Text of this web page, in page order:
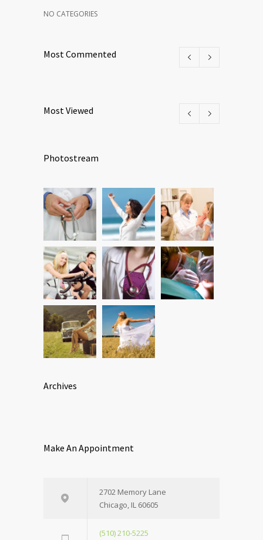
NO CATEGORIES
Most Commented
Most Viewed
Photostream
Archives
Make An Appointment
2702 Memory Lane
Chicago, IL 60605
(510) 210-5225